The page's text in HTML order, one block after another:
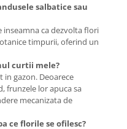
salbatice sau
inseamna ca dezvolta flori
timpurii, oferind un
curtii mele?
in gazon. Deoarece
frunzele lor apuca sa
mecanizata de
ce florile se ofilesc?